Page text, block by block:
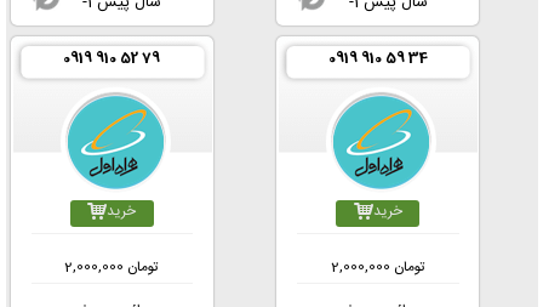
0919 910 59 34
خرید
2,000,000 تومان
0919 910 52 79
خرید
2,000,000 تومان